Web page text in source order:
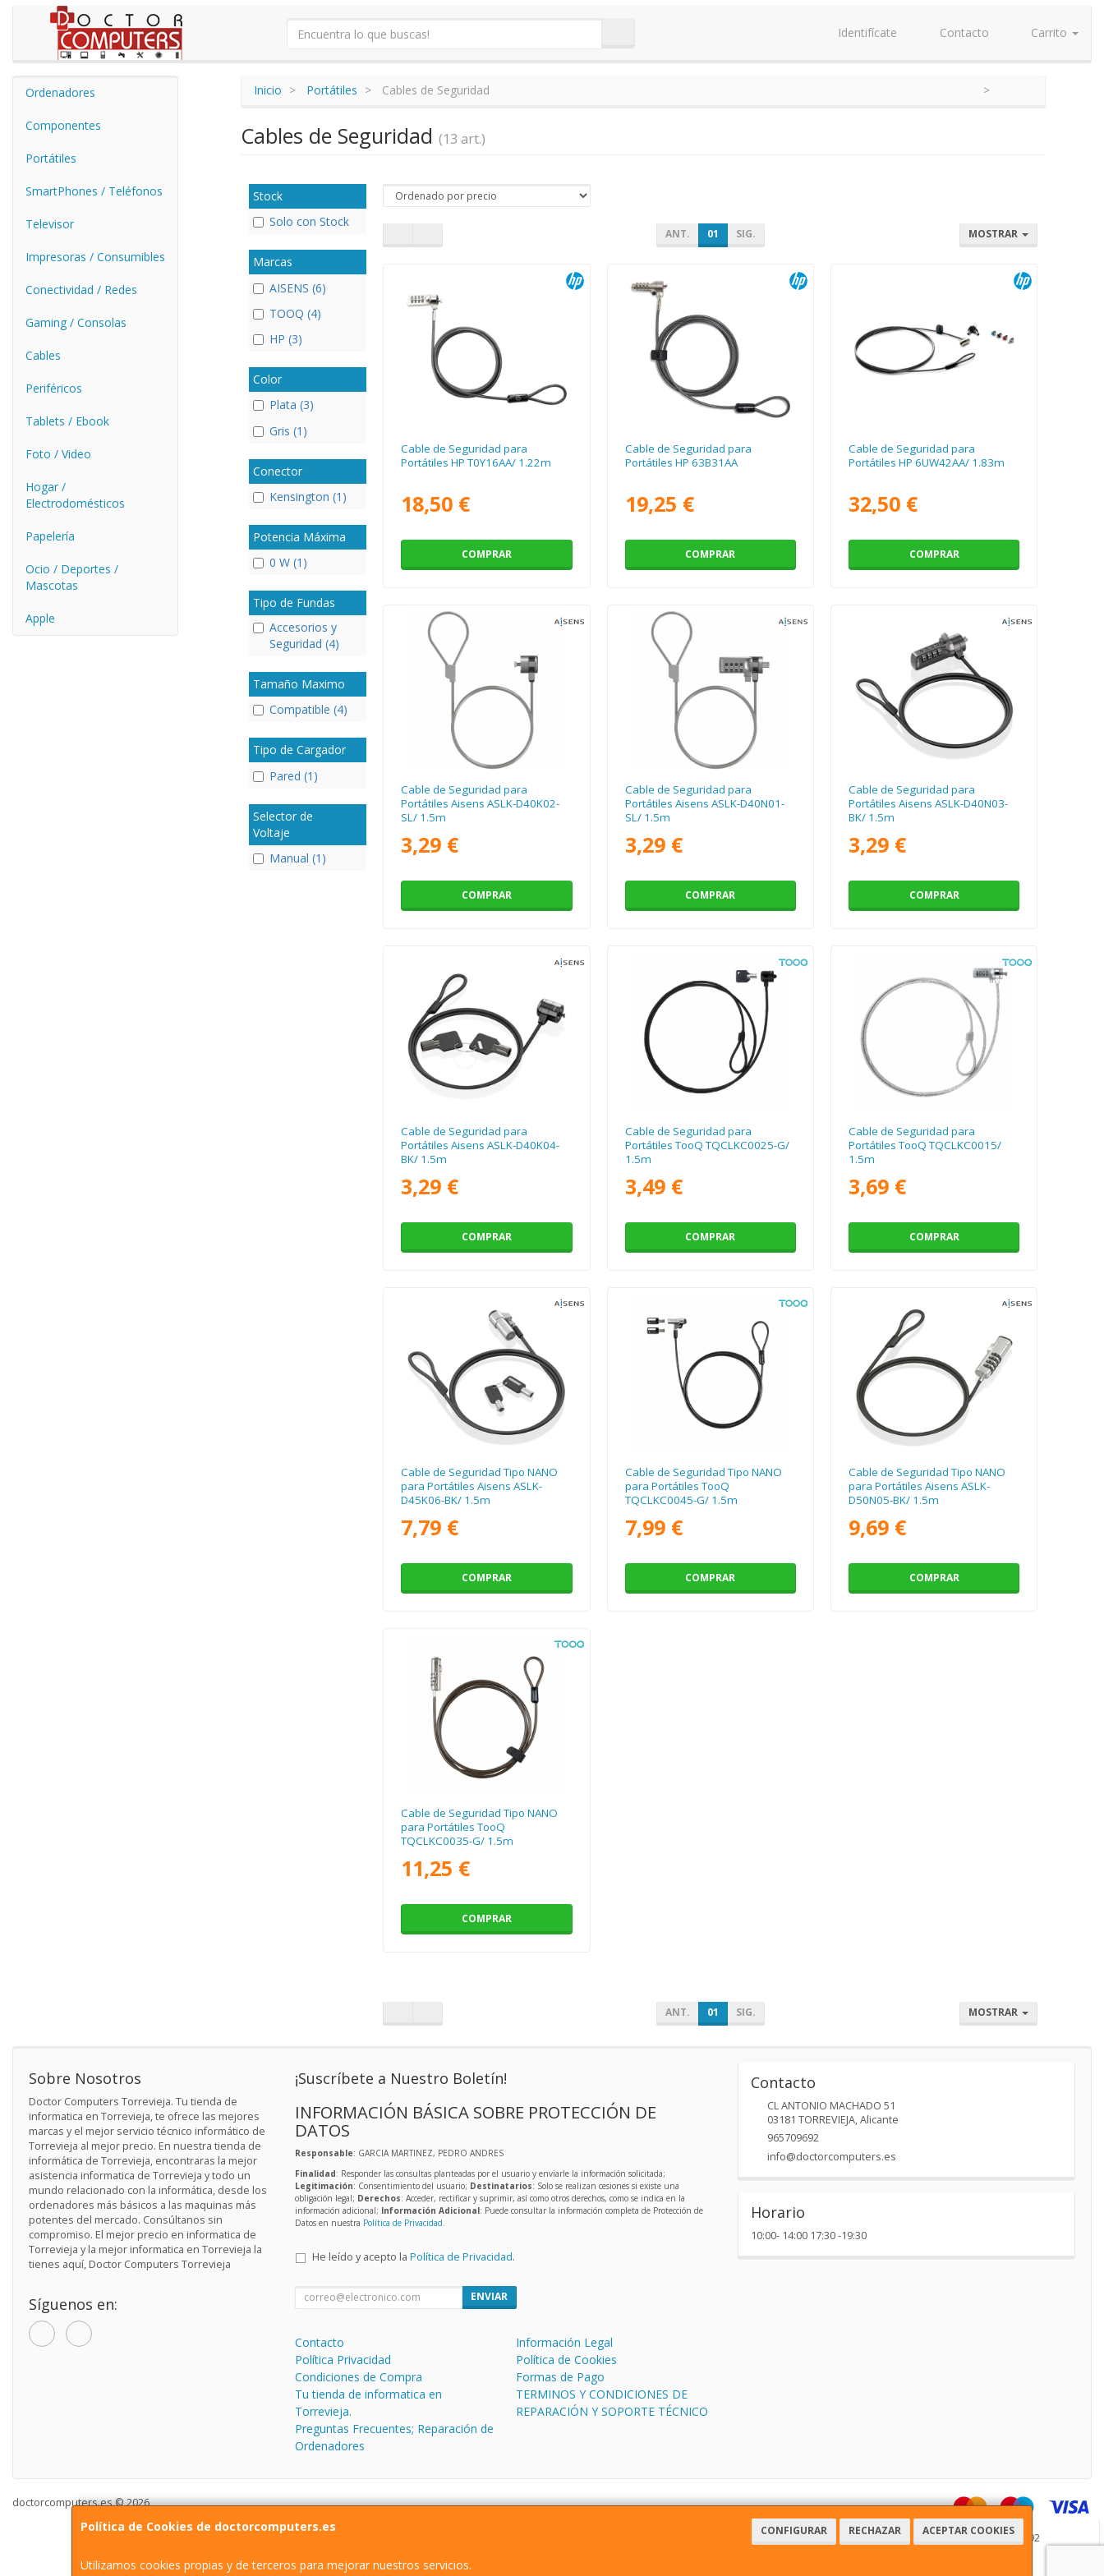
Identifícate Contacto Carrito
Ordenadores
Componentes
Portátiles
SmartPhones / Teléfonos
Televisor
Impresoras / Consumibles
Conectividad / Redes
Gaming / Consolas
Cables
Periféricos
Tablets / Ebook
Foto / Video
Hogar /
Electrodomésticos
Papelería
Ocio / Deportes /
Mascotas
Apple
Inicio Portátiles Cables de Seguridad
Cables de Seguridad (13 art.)
Stock
Solo con Stock
Marcas
AISENS (6)
TOOQ (4)
HP (3)
Color
Plata (3)
Gris (1)
Conector
Kensington (1)
Potencia Máxima
0 W (1)
Tipo de Fundas
Accesorios y
Seguridad (4)
Tamaño Maximo
Compatible (4)
Tipo de Cargador
Pared (1)
Selector de
Voltaje
Manual (1)
ANT. 01 SIG. MOSTRAR
Cable de Seguridad para
Portátiles HP T0Y16AA/ 1.22m
18,50 €
COMPRAR
Cable de Seguridad para
Portátiles HP 63B31AA
19,25 €
COMPRAR
Cable de Seguridad para
Portátiles HP 6UW42AA/ 1.83m
32,50 €
COMPRAR
Cable de Seguridad para
Portátiles Aisens ASLK-D40K02-
SL/ 1.5m
3,29 €
COMPRAR
Cable de Seguridad para
Portátiles Aisens ASLK-D40N01-
SL/ 1.5m
3,29 €
COMPRAR
Cable de Seguridad para
Portátiles Aisens ASLK-D40N03-
BK/ 1.5m
3,29 €
COMPRAR
Cable de Seguridad para
Portátiles Aisens ASLK-D40K04-
BK/ 1.5m
3,29 €
COMPRAR
Cable de Seguridad para
Portátiles TooQ TQCLKC0025-G/
1.5m
3,49 €
COMPRAR
Cable de Seguridad para
Portátiles TooQ TQCLKC0015/
1.5m
3,69 €
COMPRAR
Cable de Seguridad Tipo NANO
para Portátiles Aisens ASLK-
D45K06-BK/ 1.5m
7,79 €
COMPRAR
Cable de Seguridad Tipo NANO
para Portátiles TooQ
TQCLKC0045-G/ 1.5m
7,99 €
COMPRAR
Cable de Seguridad Tipo NANO
para Portátiles Aisens ASLK-
D50N05-BK/ 1.5m
9,69 €
COMPRAR
Cable de Seguridad Tipo NANO
para Portátiles TooQ
TQCLKC0035-G/ 1.5m
11,25 €
COMPRAR
ANT. 01 SIG. MOSTRAR
Política de Cookies de doctorcomputers.es CONFIGURAR RECHAZAR ACEPTAR COOKIES
Utilizamos cookies propias y de terceros para mejorar nuestros servicios.
Sobre Nosotros
Doctor Computers Torrevieja. Tu tienda de
informatica en Torrevieja, te ofrece las mejores
marcas y el mejor servicio técnico informático de
Torrevieja al mejor precio. En nuestra tienda de
informática de Torrevieja, encontraras la mejor
asistencia informatica de Torrevieja y todo un
mundo relacionado con la informática, desde los
ordenadores más básicos a las maquinas más
potentes del mercado. Consúltanos sin
compromiso. El mejor precio en informatica de
Torrevieja y la mejor informatica en Torrevieja la
tienes aquí, Doctor Computers Torrevieja
Síguenos en:
¡Suscríbete a Nuestro Boletín!
INFORMACIÓN BÁSICA SOBRE PROTECCIÓN DE
DATOS
Responsable: GARCIA MARTINEZ, PEDRO ANDRES
Finalidad: Responder las consultas planteadas por el usuario y enviarle la información solicitada;
Legitimación: Consentimiento del usuario; Destinatarios: Solo se realizan cesiones si existe una
obligación legal; Derechos: Acceder, rectificar y suprimir, así como otros derechos, como se indica en la
información adicional; Información Adicional: Puede consultar la información completa de Protección de
Datos en nuestra Política de Privacidad.
He leído y acepto la Política de Privacidad.
ENVIAR
Contacto
Información Legal
Política Privacidad
Política de Cookies
Condiciones de Compra
Formas de Pago
Tu tienda de informatica en
Torrevieja.
TERMINOS Y CONDICIONES DE
REPARACIÓN Y SOPORTE TÉCNICO
Preguntas Frecuentes; Reparación de
Ordenadores
Contacto
CL ANTONIO MACHADO 51
03181 TORREVIEJA,Alicante
965709692
info@doctorcomputers.es
Horario
10:00- 14:00 17:30 -19:30
doctorcomputers.es © 2026
CL Antonio Machado 51, 03181, Alicante, España. - C.I.F.: 29016123J - Tfno: 965709692